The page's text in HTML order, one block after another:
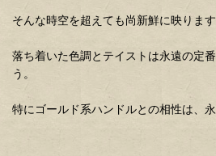
そんな時空を超えても尚新鮮に映ります
落ち着いた色調とテイストは永遠の定
う。
特にゴールド系ハンドルとの相性は、